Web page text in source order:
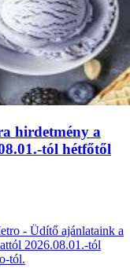
hirdetmény a
tól hétfőtől
- Üdítő ajánlataink a
2026.08.01.-tól
tól.